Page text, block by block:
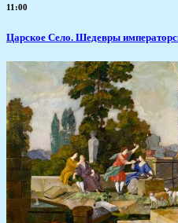
11:00
Царское Село. Шедевры